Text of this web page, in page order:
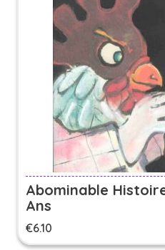
Abominable
Ans
€6.10